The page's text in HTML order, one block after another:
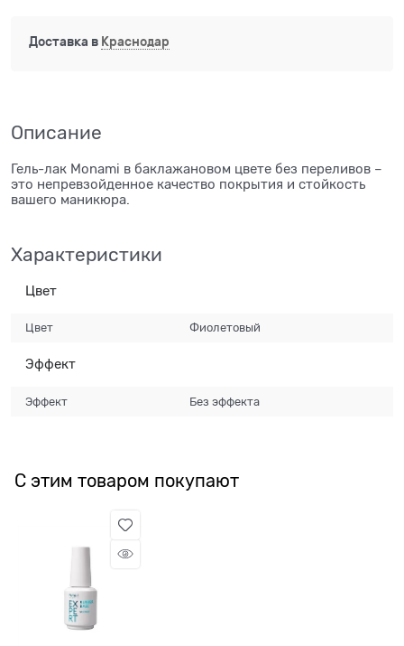
Доставка в Краснодар
Описание
Гель-лак Monami в баклажановом цвете без переливов –
это непревзойденное качество покрытия и стойкость
вашего маникюра.
Характеристики
Цвет
Цвет Фиолетовый
Эффект
Эффект Без эффекта
С этим товаром покупают